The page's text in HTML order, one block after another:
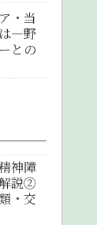
・当
―野
との
神障
説②
・交